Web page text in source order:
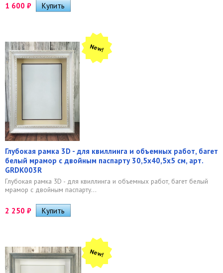
1 600 ₽
New!
Глубокая рамка 3D - для квиллинга и объемных работ, багет
белый мрамор с двойным паспарту 30,5х40,5х5 см, арт.
GRDK003R
Глубокая рамка 3D - для квиллинга и объемных работ, багет белый
мрамор с двойным паспарту...
2 250 ₽
New!